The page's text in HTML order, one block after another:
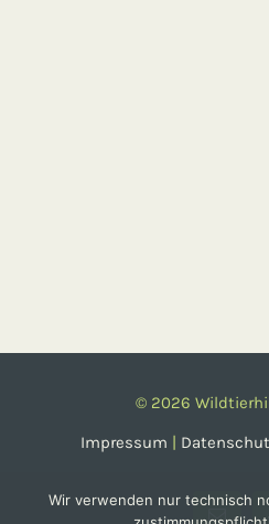
© 2026
Impressum |
Wir verwenden nur technisch